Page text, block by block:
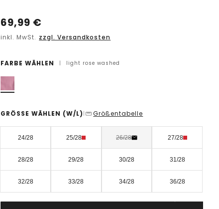
69,99 €
inkl. MwSt. zzgl. Versandkosten
FARBE WÄHLEN | light rose washed
GRÖSSE WÄHLEN (W/L) | Größentabelle
24/28 25/28 26/28 27/28
28/28 29/28 30/28 31/28
32/28 33/28 34/28 36/28